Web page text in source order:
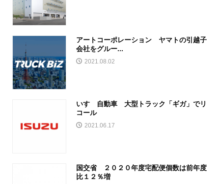
アートコーポレーション ヤマトの引越子
会社をグルー...
2021.08.02
いすゞ自動車 大型トラック「ギガ」でリ
コール
2021.06.17
国交省 ２０２０年度宅配便個数は前年度
比１２％増